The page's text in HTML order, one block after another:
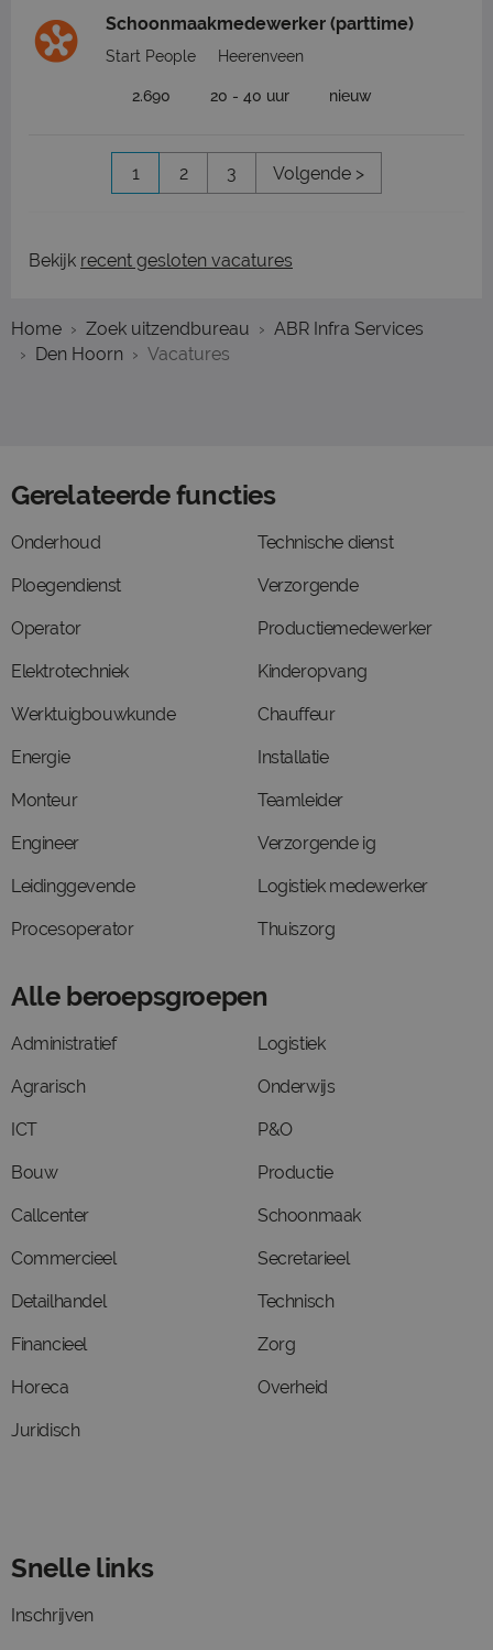
Schoonmaakmedewerker (parttime)
Start People Heerenveen
2.690 20 - 40 uur nieuw
1 2 3 Volgende >
Bekijk recent gesloten vacatures
Home Zoek uitzendbureau
ABR Infra Services
Den Hoorn
Vacatures
Gerelateerde functies
Onderhoud
Ploegendienst
Operator
Elektrotechniek
Werktuigbouwkunde
Energie
Monteur
Engineer
Leidinggevende
Procesoperator
Technische dienst
Verzorgende
Productiemedewerker
Kinderopvang
Chauffeur
Installatie
Teamleider
Verzorgende ig
Logistiek medewerker
Thuiszorg
Alle beroepsgroepen
Administratief
Agrarisch
ICT
Bouw
Callcenter
Commercieel
Detailhandel
Financieel
Horeca
Juridisch
Logistiek
Onderwijs
P&O
Productie
Schoonmaak
Secretarieel
Technisch
Zorg
Overheid
Snelle links
Inschrijven